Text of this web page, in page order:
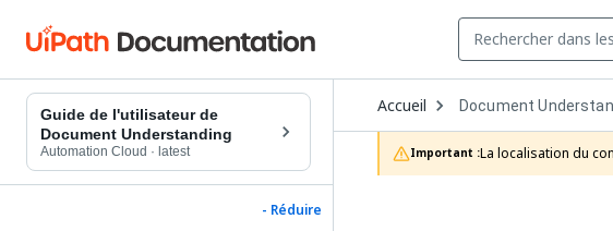
Guide de l'utilisateur de
Document Understanding
Automation Cloud · latest
- Réduire
Accueil Open
Dropdown
to
choose
product
Document
Important :La localisation du